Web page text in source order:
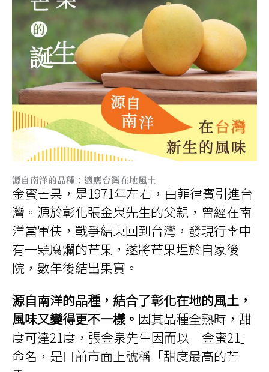
源自南洋的品種：適應台灣在地風土
金蜜芒果，是1971年左右，由菲律賓引進台
灣。源於彰化張金泉先生的父親，曾經在南
洋當軍伕，戰爭結束回到台灣，發現行李中
有一顆腐爛的芒果，遂將芒果埋於自家後
院，數年後結出果實。
源自南洋的品種，結合了彰化在地的風土，
風味又變得更不一樣。 因其品種全熟時，甜
度可達21度，張金泉先生因而以「金蜜21」
命名，是目前市面上號稱「甜度最高的芒